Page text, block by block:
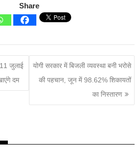
Share
11 जुलाई
दम
योगी सरकार में बिजली व्यवस्था बनी भरोसे
की पहचान, जून में 98.62% शिकायतों
का निस्तारण